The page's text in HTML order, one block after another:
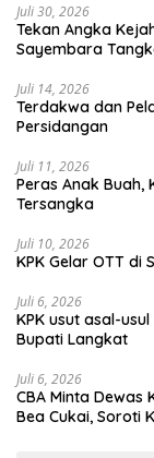
Juli 30, 2026
Tekan Angka
Sayembara
Juli 14, 2026
Terdakwa dan
Persidangan
Juli 11, 2026
Peras Anak Buah,
Tersangka
Juli 10, 2026
KPK Gelar OTT di
Juli 6, 2026
KPK usut asal-
Bupati Langkat
Juli 6, 2026
CBA Minta Dewas
Bea Cukai, Soroti